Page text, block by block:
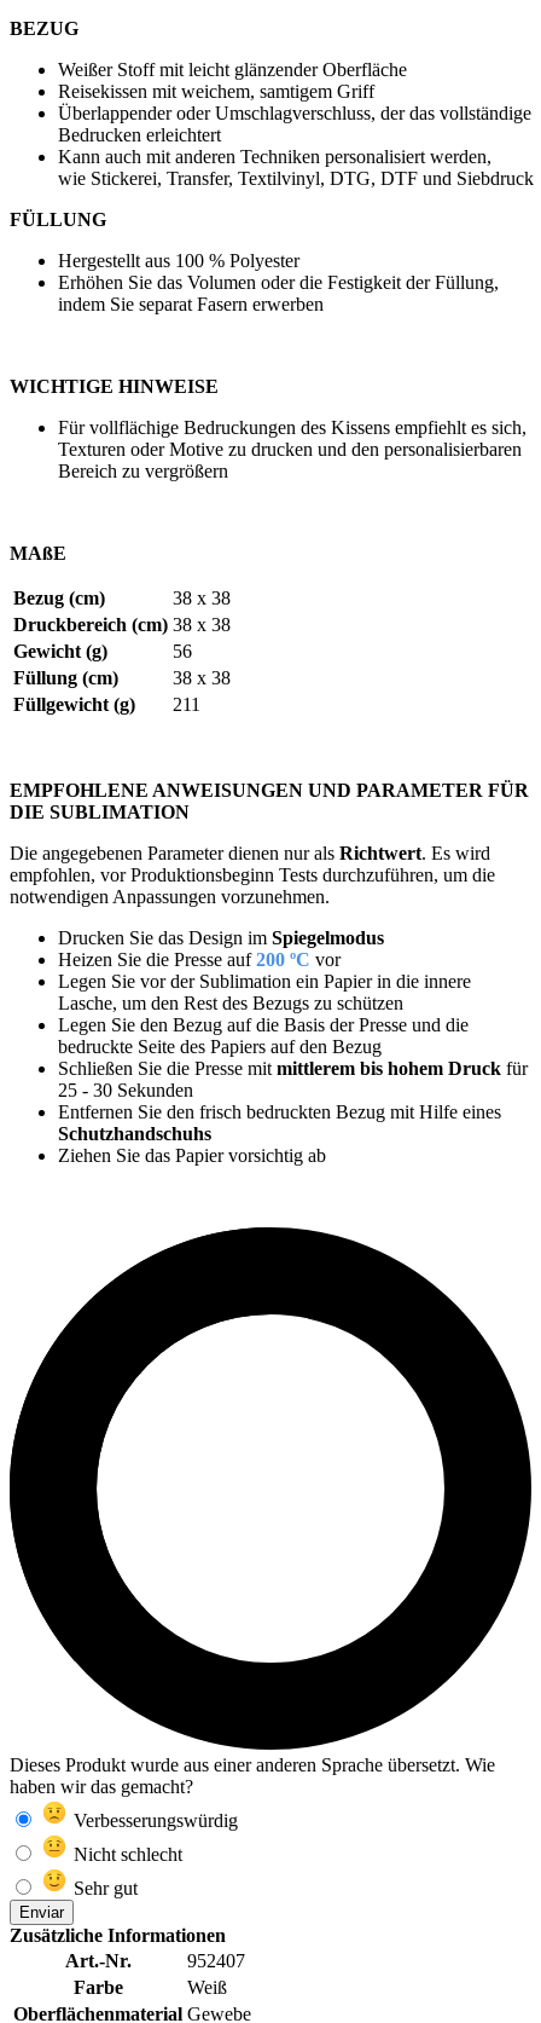
BEZUG
Weißer Stoff mit leicht glänzender Oberfläche
Reisekissen mit weichem, samtigem Griff
Überlappender oder Umschlagverschluss, der das vollständige
Bedrucken erleichtert
Kann auch mit anderen Techniken personalisiert werden,
wie Stickerei, Transfer, Textilvinyl, DTG, DTF und Siebdruck
FÜLLUNG
Hergestellt aus 100 % Polyester
Erhöhen Sie das Volumen oder die Festigkeit der Füllung,
indem Sie separat Fasern erwerben
WICHTIGE HINWEISE
Für vollflächige Bedruckungen des Kissens empfiehlt es sich,
Texturen oder Motive zu drucken und den personalisierbaren
Bereich zu vergrößern
MAßE
Bezug (cm)
38 x 38
Druckbereich (cm) 38 x 38
Gewicht (g)
56
Füllung (cm)
38 x 38
Füllgewicht (g)
211
EMPFOHLENE ANWEISUNGEN UND PARAMETER FÜR
DIE SUBLIMATION
Die angegebenen Parameter dienen nur als Richtwert. Es wird
empfohlen, vor Produktionsbeginn Tests durchzuführen, um die
notwendigen Anpassungen vorzunehmen.
Drucken Sie das Design im Spiegelmodus
Heizen Sie die Presse auf200 ºC vor
Legen Sie vor der Sublimation ein Papier in die innere
Lasche, um den Rest des Bezugs zu schützen
Legen Sie den Bezug auf die Basis der Presse und die
bedruckte Seite des Papiers auf den Bezug
Schließen Sie die Presse mitmittlerem bis hohem Druck für
25 - 30 Sekunden
Entfernen Sie den frisch bedruckten Bezug mit Hilfe eines
Schutzhandschuhs
Ziehen Sie das Papier vorsichtig ab
Dieses Produkt wurde aus einer anderen Sprache übersetzt. Wie
haben wir das gemacht?
Verbesserungswürdig
Nicht schlecht
Sehr gut
Enviar
Zusätzliche Informationen
Art.-Nr.
952407
Farbe
Weiß
Oberflächenmaterial Gewebe